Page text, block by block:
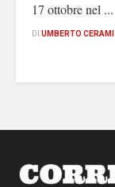
17 ottobre nel ...
DI UMBERTO CERAMI